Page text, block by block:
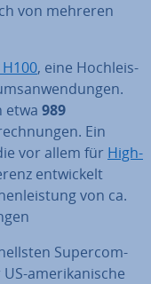
von mehreren
H100, eine Hoch­leis­
etwa 989
Ein
vor allem für High-
ent­wi­ckelt
von ca.
Su­per­com­
ame­ri­ka­ni­sche